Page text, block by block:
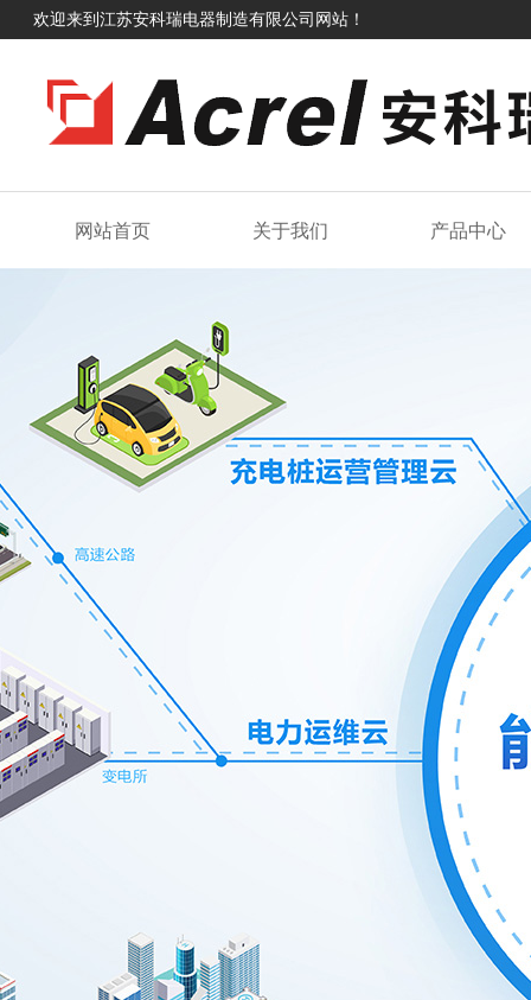
欢迎来到江苏安科瑞电器制造有限公司网站！
网站首页 关于我们 产品中心